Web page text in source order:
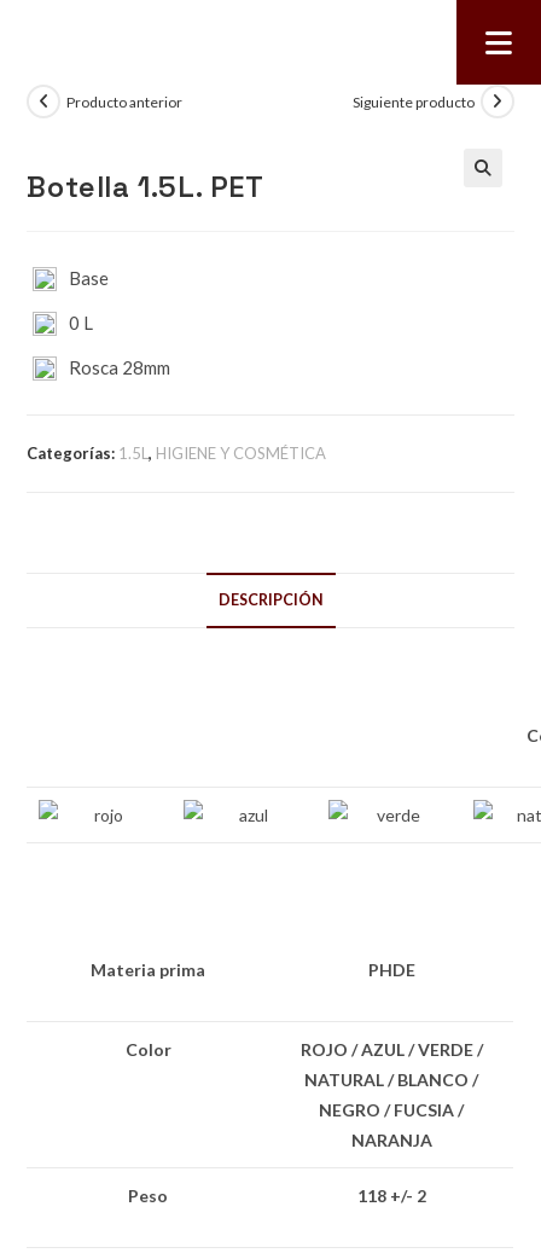
Producto anterior Siguiente producto
Botella 1.5L. PET
Base
0 L
Rosca 28mm
Categorías: 1.5L, HIGIENE Y COSMÉTICA
DESCRIPCIÓN
Materia prima PHDE
Color
ROJO / AZUL / VERDE /
NATURAL / BLANCO /
NEGRO / FUCSIA /
NARANJA
Peso 118 +/- 2